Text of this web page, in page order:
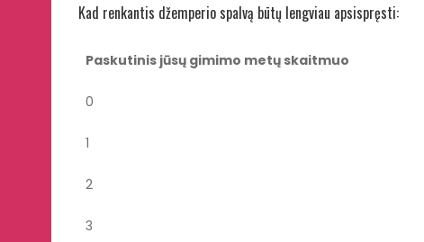
Kad renkantis džemperio spalvą būtų lengviau apsispręsti:
Paskutinis jūsų gimimo metų skaitmuo
0
1
2
3